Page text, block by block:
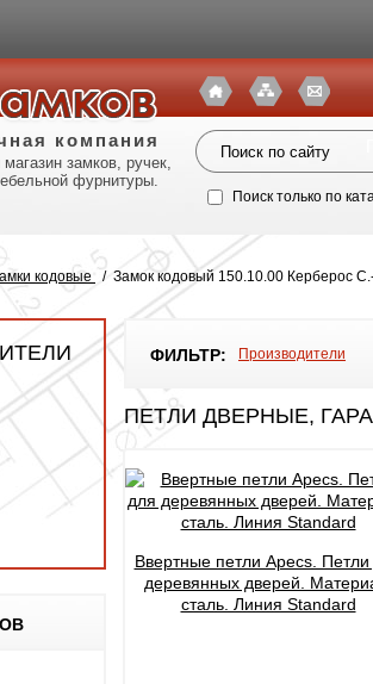
компания
замков, ручек,
фурнитуры.
Поиск только по
кодовые / Замок кодовый 150.10.00 Керберос
ФИЛЬТР: Производители
ПЕТЛИ ДВЕРНЫЕ,
Ввертные петли Apecs. Петли
деревянных дверей.
сталь. Линия Standard